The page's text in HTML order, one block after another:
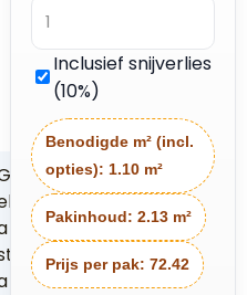
Inclusief snijverlies
(10%)
Benodigde m² (incl.
opties): 1.10 m²
Pakinhoud: 2.13 m²
Prijs per pak: 72.42